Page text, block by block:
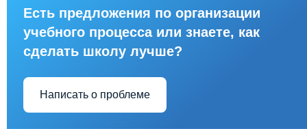
Есть предложения по организации
учебного процесса или знаете, как
сделать школу лучше?
Написать о проблеме